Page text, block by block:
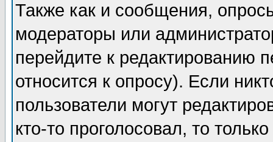
Также как и сообщения,
модераторы или
перейдите к редактированию
относится к опросу). Если
пользователи могут
кто-то проголосовал, то